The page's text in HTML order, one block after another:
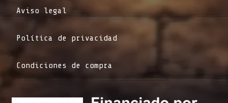
Aviso legal
Política de privacidad
Condiciones de compra